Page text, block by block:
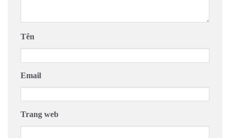
Tên
Email
Trang web